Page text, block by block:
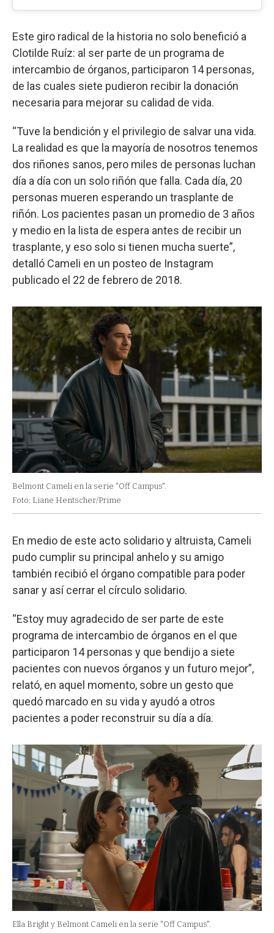
Este giro radical de la historia no solo benefició a
Clotilde Ruíz: al ser parte de un programa de
intercambio de órganos, participaron 14 personas,
de las cuales siete pudieron recibir la donación
necesaria para mejorar su calidad de vida.
“Tuve la bendición y el privilegio de salvar una vida.
La realidad es que la mayoría de nosotros tenemos
dos riñones sanos, pero miles de personas luchan
día a día con un solo riñón que falla. Cada día, 20
personas mueren esperando un trasplante de
riñón. Los pacientes pasan un promedio de 3 años
y medio en la lista de espera antes de recibir un
trasplante, y eso solo si tienen mucha suerte”,
detalló Cameli en un posteo de Instagram
publicado el 22 de febrero de 2018.
Belmont Cameli en la serie "Off Campus".
Foto: Liane Hentscher/Prime
En medio de este acto solidario y altruista, Cameli
pudo cumplir su principal anhelo y su amigo
también recibió el órgano compatible para poder
sanar y así cerrar el círculo solidario.
“Estoy muy agradecido de ser parte de este
programa de intercambio de órganos en el que
participaron 14 personas y que bendijo a siete
pacientes con nuevos órganos y un futuro mejor”,
relató, en aquel momento, sobre un gesto que
quedó marcado en su vida y ayudó a otros
pacientes a poder reconstruir su día a día.
Ella Bright y Belmont Cameli en la serie "Off Campus".